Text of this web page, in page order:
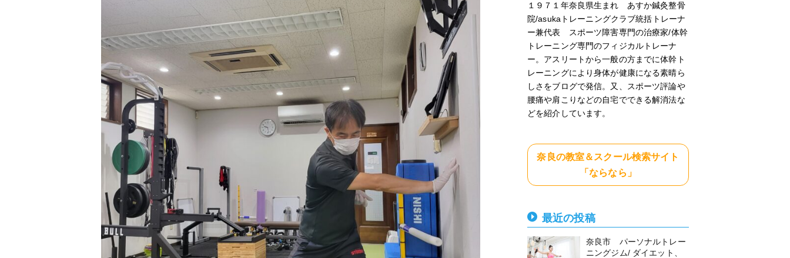
１９７１年奈良県生まれ あすか鍼灸整骨
院/asukaトレーニングクラブ統括トレーナ
ー兼代表 スポーツ障害専門の治療家/体幹
トレーニング専門のフィジカルトレーナ
ー。アスリートから一般の方までに体幹ト
レーニングにより身体が健康になる素晴ら
しさをブログで発信。又、スポーツ評論や
腰痛や肩こりなどの自宅でできる解消法な
どを紹介しています。
奈良の教室＆スクール検索サイト
「ならなら」
最近の投稿
奈良市 パーソナルトレー
ニングジム/ ダイエット、